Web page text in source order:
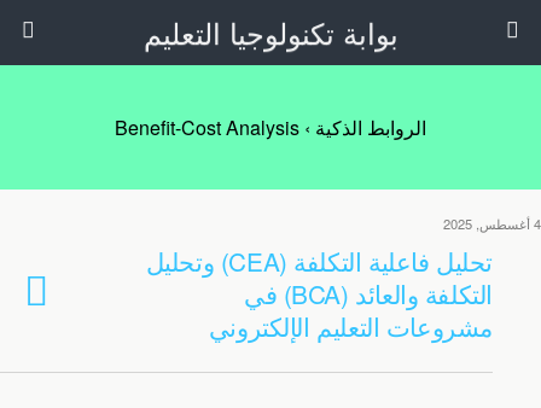
بوابة تكنولوجيا التعليم
الروابط الذكية › Benefit-Cost Analysis
4 أغسطس, 2025
تحليل فاعلية التكلفة (CEA) وتحليل
التكلفة والعائد (BCA) في
مشروعات التعليم الإلكتروني